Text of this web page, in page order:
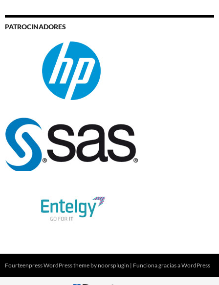
PATROCINADORES
Fourteenpress WordPress theme by noorsplugin | Funciona gracias a WordPress